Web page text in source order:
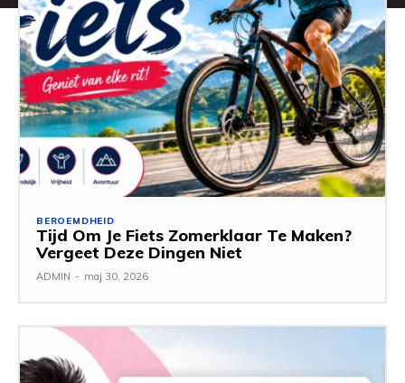
BEROEMDHEID
Tijd Om Je Fiets Zomerklaar Te Maken?
Vergeet Deze Dingen Niet
ADMIN - maj 30, 2026